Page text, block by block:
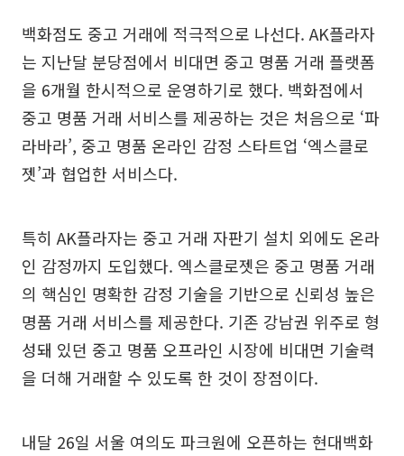
백화점도 중고 거래에 적극적으로 나선다. AK플라자
는 지난달 분당점에서 비대면 중고 명품 거래 플랫폼
을 6개월 한시적으로 운영하기로 했다. 백화점에서
중고 명품 거래 서비스를 제공하는 것은 처음으로 ‘파
라바라’, 중고 명품 온라인 감정 스타트업 ‘엑스클로
젯’과 협업한 서비스다.
특히 AK플라자는 중고 거래 자판기 설치 외에도 온라
인 감정까지 도입했다. 엑스클로젯은 중고 명품 거래
의 핵심인 명확한 감정 기술을 기반으로 신뢰성 높은
명품 거래 서비스를 제공한다. 기존 강남권 위주로 형
성돼 있던 중고 명품 오프라인 시장에 비대면 기술력
을 더해 거래할 수 있도록 한 것이 장점이다.
내달 26일 서울 여의도 파크원에 오픈하는 현대백화